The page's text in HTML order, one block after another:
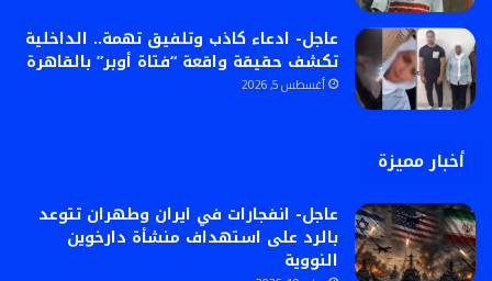
عاجل- ادعاء كاذب وتلفيق تهمة.. الداخلية
تكشف حقيقة واقعة “فتاة أوبر” بالقاهرة
أغسطس 5, 2026
أخبار مميزة
عاجل- انفجارات في ايران وطهران تتوعد
بالرد على استهداف منشأة دارخوين
النووية